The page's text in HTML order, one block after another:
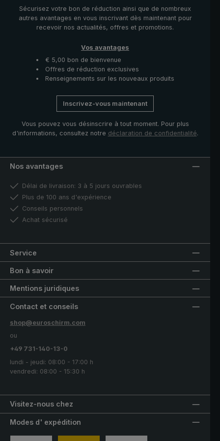
garantissent une qualité maximale et confirment
l'importance de l'artisanat.
Sécurisez votre bon de réduction ainsi que de nombreux
autres avantages en vous inscrivant dès maintenant pour
recevoir nos actualités, offres et promotions.
Vos avantages
€ 5,00 bon de bienvenue
Offres de réduction exclusives
Renseignements sur les nouveaux produits
Inscrivez-vous maintenant
Vous pouvez vous désinscrire à tout moment. Pour plus
d'informations, consultez notre déclaration de confidentialité.
Nos avantages
Délai de livraison: 3 à 5 jours ouvrables
Plus de 100 ans d'expérience
Conseils personnels
Achat sécurisé
Service
Bon à savoir
Mentions juridiques
Visitez-nous chez
Contact et conseils
shop@euroschirm.com
ou
+49 731-140-13-0
lundi - jeudi: 08:00 - 17:00 h
vendredi: 08:00 - 15:30 h
Modes d' expédition